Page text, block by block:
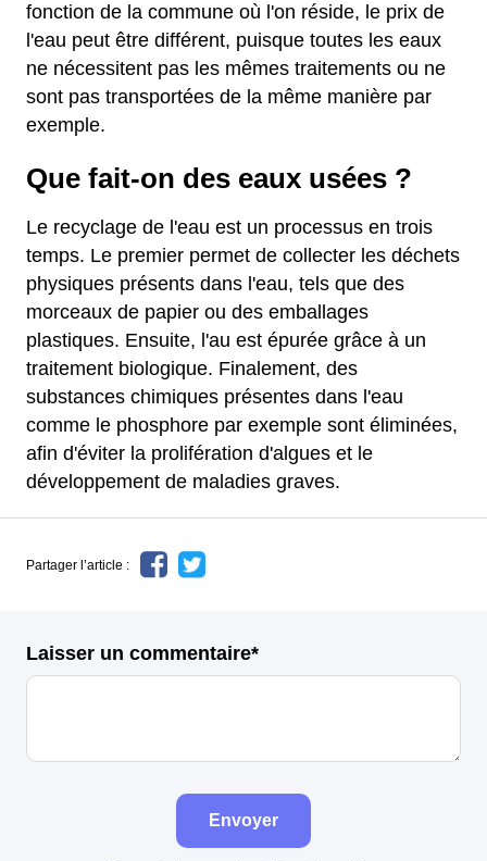
fonction de la commune où l'on réside, le prix de
l'eau peut être différent, puisque toutes les eaux
ne nécessitent pas les mêmes traitements ou ne
sont pas transportées de la même manière par
exemple.
Que fait-on des eaux usées ?
Le recyclage de l'eau est un processus en trois
temps. Le premier permet de collecter les déchets
physiques présents dans l'eau, tels que des
morceaux de papier ou des emballages
plastiques. Ensuite, l'au est épurée grâce à un
traitement biologique. Finalement, des
substances chimiques présentes dans l'eau
comme le phosphore par exemple sont éliminées,
afin d'éviter la prolifération d'algues et le
développement de maladies graves.
Partager l’article :
Laisser un commentaire*
Envoyer